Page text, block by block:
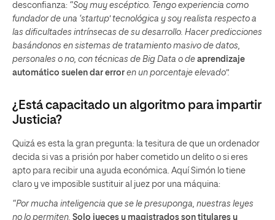
desconfianza: “Soy muy escéptico. Tengo experiencia como
fundador de una ‘startup’ tecnológica y soy realista respecto a
las dificultades intrínsecas de su desarrollo. Hacer predicciones
basándonos en sistemas de tratamiento masivo de datos,
personales o no, con técnicas de Big Data o de aprendizaje
automático suelen dar error en un porcentaje elevado”.
¿Está capacitado un algoritmo para impartir
Justicia?
Quizá es esta la gran pregunta: la tesitura de que un ordenador
decida si vas a prisión por haber cometido un delito o si eres
apto para recibir una ayuda económica. Aquí Simón lo tiene
claro y ve imposible sustituir al juez por una máquina:
“Por mucha inteligencia que se le presuponga, nuestras leyes
no lo permiten. Solo jueces y magistrados son titulares y